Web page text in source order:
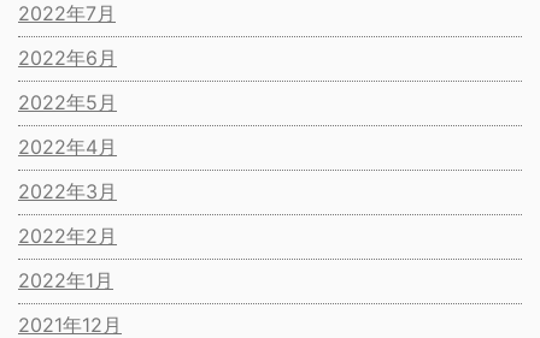
2022年7月
2022年6月
2022年5月
2022年4月
2022年3月
2022年2月
2022年1月
2021年12月